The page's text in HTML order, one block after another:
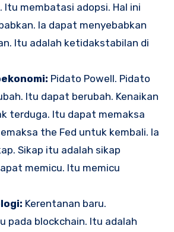
Itu membatasi adopsi. Hal ini
Ia dapat menyebabkan
Itu adalah ketidakstabilan di
Pidato Powell. Pidato
Itu dapat berubah. Kenaikan
terduga. Itu dapat memaksa
the Fed untuk kembali. Ia
Sikap itu adalah sikap
memicu. Itu memicu
Kerentanan baru.
pada blockchain. Itu adalah